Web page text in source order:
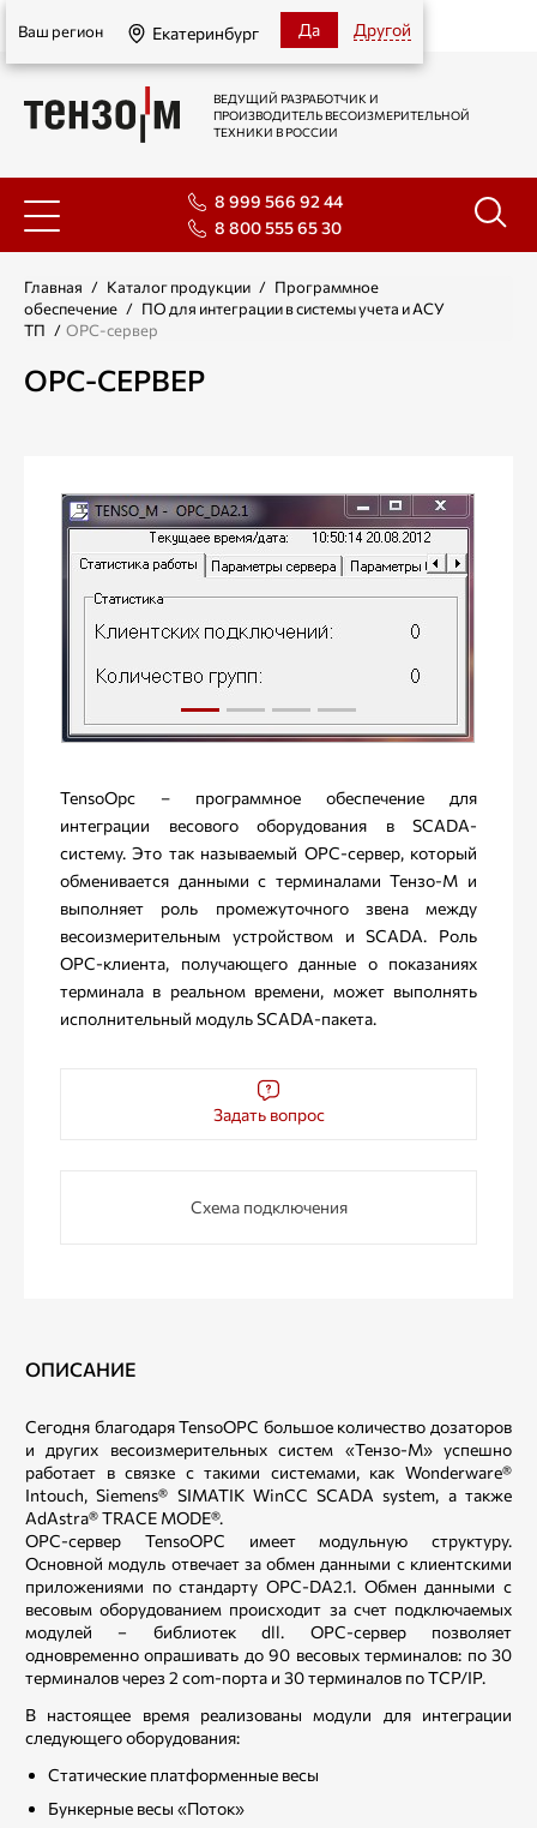
Екатеринбург
Ваш регион Екатеринбург Да Другой
ВЕДУЩИЙ РАЗРАБОТЧИК И
ПРОИЗВОДИТЕЛЬ ВЕСОИЗМЕРИТЕЛЬНОЙ
ТЕХНИКИ В РОССИИ
8 999 566 92 44
8 800 555 65 30
Главная / Каталог продукции / Программное
обеспечение / ПО для интеграции в системы учета и АСУ
ТП / OPC-сервер
OPC-СЕРВЕР
TensoOpc – программное обеспечение для
интеграции весового оборудования в SCADA-
систему. Это так называемый OPC-сервер, который
обменивается данными с терминалами Тензо-М и
выполняет роль промежуточного звена между
весоизмерительным устройством и SCADA. Роль
OPC-клиента, получающего данные о показаниях
терминала в реальном времени, может выполнять
исполнительный модуль SCADA-пакета.
Задать вопрос
Схема подключения
ОПИСАНИЕ
Сегодня благодаря TensoOPC большое количество дозаторов
и других весоизмерительных систем «Тензо-М» успешно
работает в связке с такими системами, как Wonderware®
Intouch, Siemens® SIMATIK WinCC SCADA system, а также
AdAstra® TRACE MODE®.
OPC-сервер TensoOPC имеет модульную структуру.
Основной модуль отвечает за обмен данными с клиентскими
приложениями по стандарту OPC-DA2.1. Обмен данными с
весовым оборудованием происходит за счет подключаемых
модулей − библиотек dll. OPC-сервер позволяет
одновременно опрашивать до 90 весовых терминалов: по 30
терминалов через 2 com-порта и 30 терминалов по TCP/IP.
В настоящее время реализованы модули для интеграции
следующего оборудования:
Статические платформенные весы
Бункерные весы «Поток»